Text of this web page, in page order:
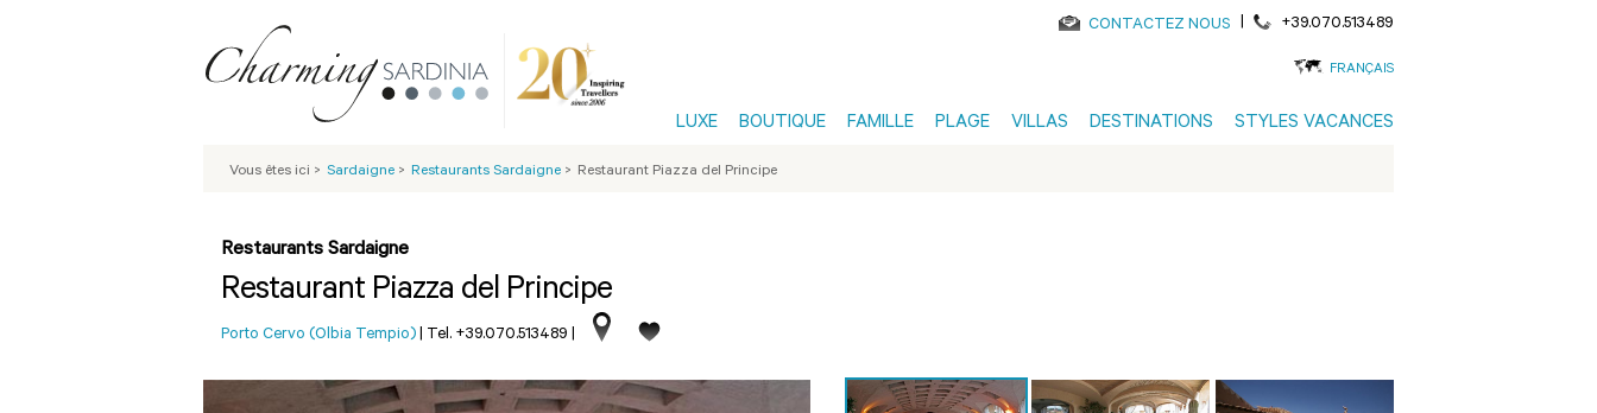
CONTACTEZ NOUS | +39.070.513489
FRANÇAIS
LUXE BOUTIQUE FAMILLE PLAGE VILLAS DESTINATIONS STYLES VACANCES
Vous êtes ici > Sardaigne > Restaurants Sardaigne > Restaurant Piazza del Principe
Restaurants Sardaigne
Restaurant Piazza del Principe
Porto Cervo (Olbia Tempio) | Tel. +39.070.513489 |